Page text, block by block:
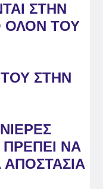
ΣΤΗΝ
ΟΛΟΝ ΤΟΥ
ΣΤΗΝ
ΝΑ